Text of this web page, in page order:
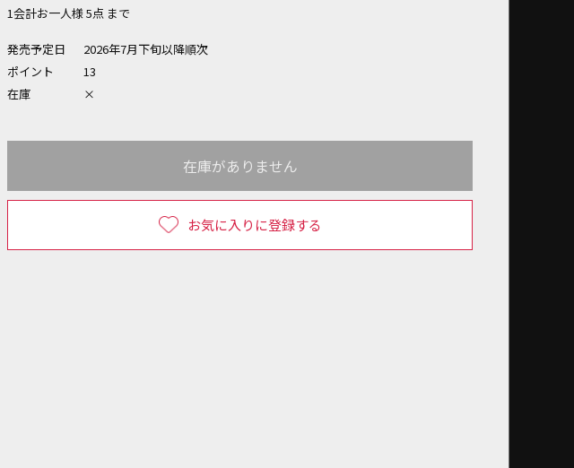
1会計お一人様 5点 まで
発売予定日
2026年7月下旬以降順次
ポイント
13
在庫
×
お気に入りに登録する
在庫がありません